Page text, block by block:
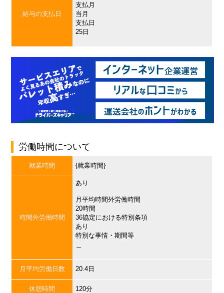
給与の支払日
支払月
当月
支払日
25日
労働時間について
就業時間 {就業時間}
時間外労働時間
あり
月平均時間外労働時間
20時間
36協定における特別条項
あり
特別な事情・期間等
月平均労働日数 20.4日
休憩時間 120分